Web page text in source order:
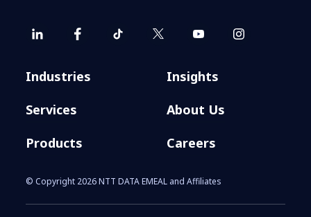
Industries
Services
Products
Insights
About Us
Careers
© Copyright 2026 NTT DATA EMEAL and Affiliates